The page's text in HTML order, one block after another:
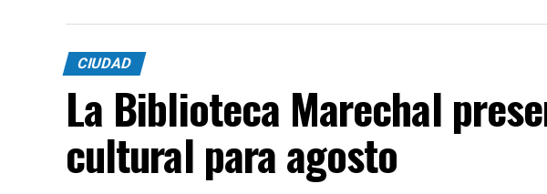
CIUDAD
La Biblioteca Marechal
cultural para agosto